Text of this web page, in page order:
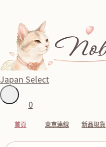
Japan Select
0
首頁 東京連線 新品現貨